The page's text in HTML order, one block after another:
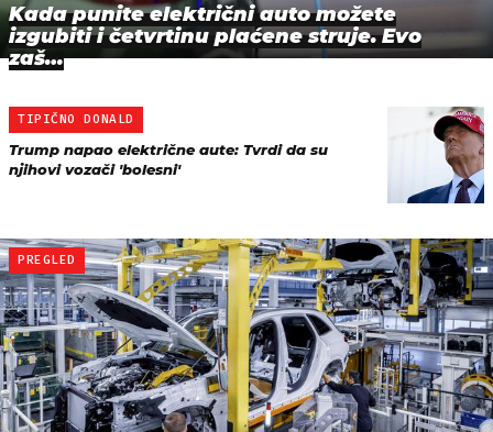
Kada punite električni auto možete
izgubiti i četvrtinu plaćene struje. Evo
zaš…
TIPIČNO DONALD
Trump napao električne aute: Tvrdi da su
njihovi vozači 'bolesni'
PREGLED